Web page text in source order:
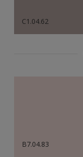
C1.04.62
B7.04.83